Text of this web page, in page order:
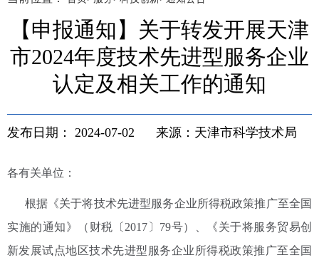
【申报通知】关于转发开展天津
市2024年度技术先进型服务企业
认定及相关工作的通知
发布日期： 2024-07-02 来源：天津市科学技术局
各有关单位：
根据《关于将技术先进型服务企业所得税政策推广至全国
实施的通知》（财税〔2017〕79号）、《关于将服务贸易创
新发展试点地区技术先进型服务企业所得税政策推广至全国